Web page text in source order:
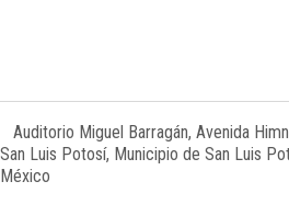
Auditorio Miguel Barragán, Avenida
San Luis Potosí, Municipio de San Luis
México